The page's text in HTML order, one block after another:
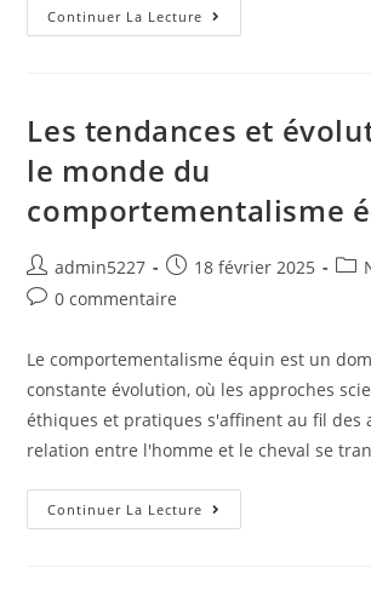
Continuer La Lecture
Les tendances et
le monde du
comportementalisme
admin5227 18 février 2025
0 commentaire
Le comportementalisme équin est un
constante évolution, où les approches
éthiques et pratiques s'affinent au fil des
relation entre l'homme et le cheval se
Continuer La Lecture